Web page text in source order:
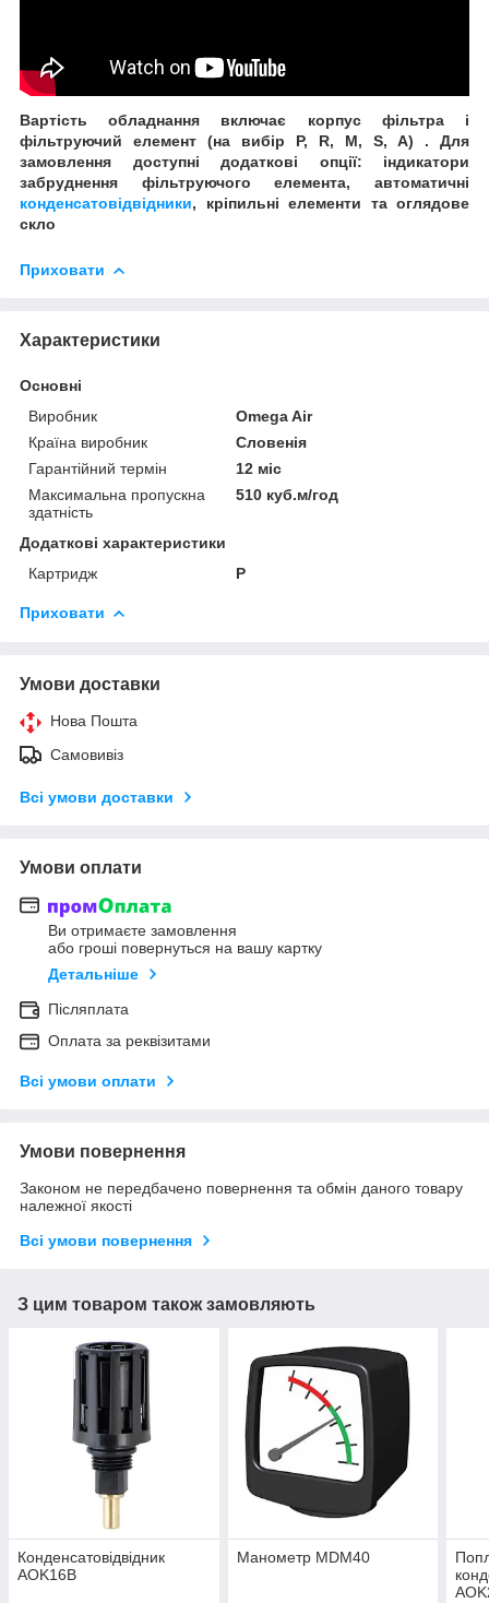
Вартість обладнання включає корпус фільтра і
фільтруючий елемент (на вибір P, R, M, S, A) . Для
замовлення доступні додаткові опції: індикатори
забруднення фільтруючого елемента, автоматичні
конденсатовідвідники, кріпильні елементи та оглядове
скло
Приховати
Характеристики
Основні
Виробник
Omega Air
Країна виробник
Словенія
Гарантійний термін
12 міс
Максимальна пропускна
здатність
510 куб.м/год
Додаткові характеристики
Картридж
P
Приховати
Умови доставки
Нова Пошта
Самовивіз
Всі умови доставки
Умови оплати
Ви отримаєте замовлення
або гроші повернуться на вашу картку
Детальніше
Післяплата
Оплата за реквізитами
Всі умови оплати
Умови повернення
Законом не передбачено повернення та обмін даного товару
належної якості
Всі умови повернення
З цим товаром також замовляють
Конденсатовідвідник
AOK16B
Манометр MDM40